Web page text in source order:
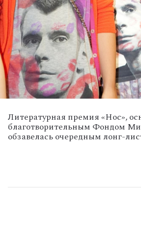
Литературная премия «Нос»,
благотворительным Фондом
обзавелась очередным лонг-